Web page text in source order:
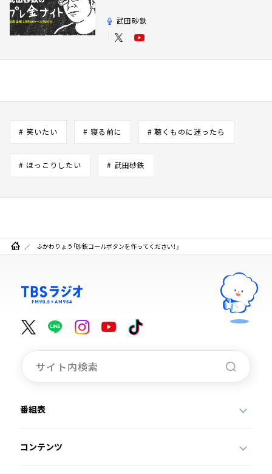
武田砂鉄
# 笑いたい # 寝る前に # 聴くものに迷ったら
# ほっこりしたい # 武田砂鉄
ふかわりょう「砂鉄コールボタンを作ってください！」
番組表
コンテンツ